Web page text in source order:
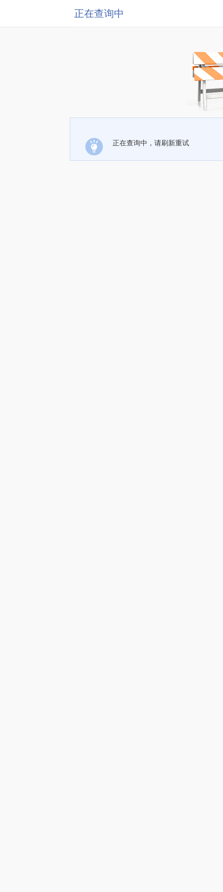
正在查询中
正在查询中，请刷新重试